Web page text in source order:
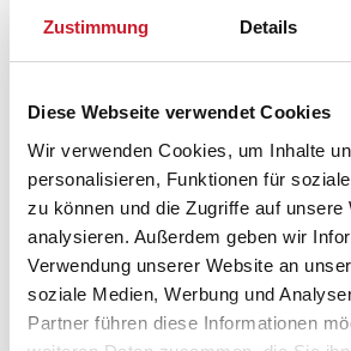
Zustimmung Details
Diese Webseite verwendet Cookies
Wir verwenden Cookies, um Inhalte
personalisieren, Funktionen für
zu können und die Zugriffe auf unsere
analysieren. Außerdem geben wir
Verwendung unserer Website an
soziale Medien, Werbung und
Partner führen diese Informationen